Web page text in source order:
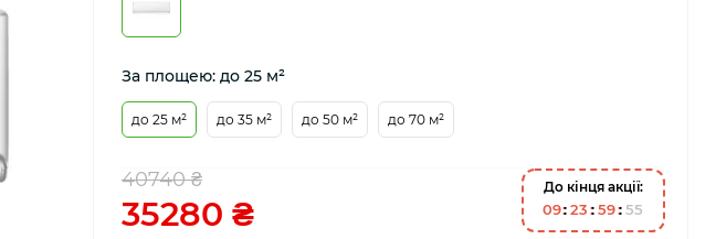
За площею: до 25 м²
до 25 м² до 35 м² до 50 м² до 70 м²
40740 ₴
35280 ₴
До кінця акції:
09 23 59 54